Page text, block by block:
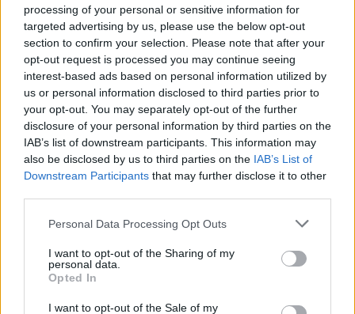
processing of your personal or sensitive information for
targeted advertising by us, please use the below opt-out
section to confirm your selection. Please note that after your
opt-out request is processed you may continue seeing
interest-based ads based on personal information utilized by
us or personal information disclosed to third parties prior to
your opt-out. You may separately opt-out of the further
disclosure of your personal information by third parties on the
IAB’s list of downstream participants. This information may
also be disclosed by us to third parties on the IAB’s List of
Downstream Participants that may further disclose it to other
Please note that this website/app uses one or more Google
not limited to your visit or usage behaviour. You may click to
grant or deny consent to Google and its third-party tags to
use your data for below specified purposes in below Google
consent section.
Personal Data Processing Opt Outs
I want to opt-out of the Sharing of my
personal data.
Opted In
I want to opt-out of the Sale of my